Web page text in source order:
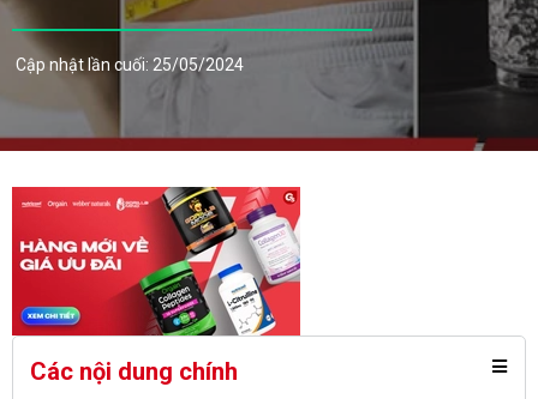
Cập nhật lần cuối: 25/05/2024
Các nội dung chính